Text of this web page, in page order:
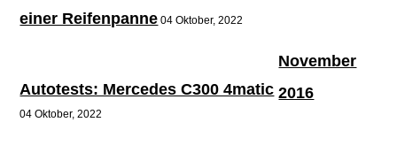
einer Reifenpanne 04 Oktober, 2022
Autotests: Mercedes C300 4matic
04 Oktober, 2022
November
2016